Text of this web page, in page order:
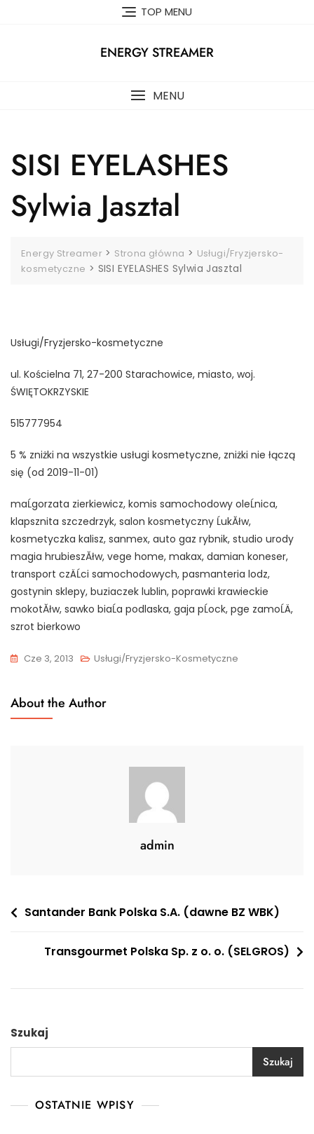
TOP MENU
ENERGY STREAMER
MENU
SISI EYELASHES
Sylwia Jasztal
Energy Streamer > Strona główna > Usługi/Fryzjersko-
kosmetyczne > SISI EYELASHES Sylwia Jasztal
Usługi/Fryzjersko-kosmetyczne
ul. Kościelna 71, 27-200 Starachowice, miasto, woj.
ŚWIĘTOKRZYSKIE
515777954
5 % zniżki na wszystkie usługi kosmetyczne, zniżki nie łączą
się (od 2019-11-01)
maĹgorzata zierkiewicz, komis samochodowy oleĹnica,
klapsznita szczedrzyk, salon kosmetyczny ĹukĂłw,
kosmetyczka kalisz, sanmex, auto gaz rybnik, studio urody
magia hrubieszĂłw, vege home, makax, damian koneser,
transport czÄĹci samochodowych, pasmanteria lodz,
gostynin sklepy, buziaczek lublin, poprawki krawieckie
mokotĂłw, sawko biaĹa podlaska, gaja pĹock, pge zamoĹÄ,
szrot bierkowo
Cze 3, 2013 Usługi/Fryzjersko-Kosmetyczne
About the Author
admin
Nawigacja
Santander Bank Polska S.A. (dawne BZ WBK)
Transgourmet Polska Sp. z o. o. (SELGROS)
Szukaj
Szukaj
OSTATNIE WPISY